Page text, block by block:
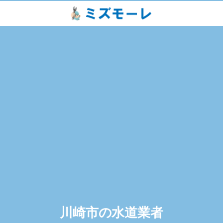
川崎市の水道業者